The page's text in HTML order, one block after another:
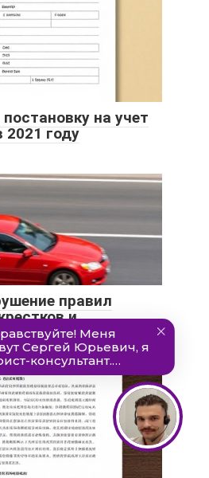
на учет
2021 году
правил
и
в 2021 году